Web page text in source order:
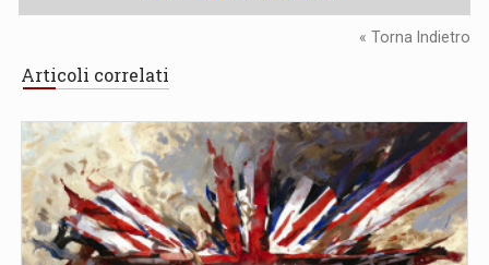
« Torna Indietro
Articoli correlati